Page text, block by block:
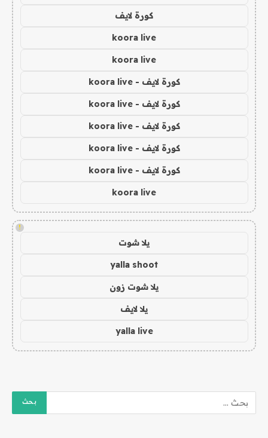
كورة لايف
koora live
koora live
كورة لايف - koora live
كورة لايف - koora live
كورة لايف - koora live
كورة لايف - koora live
كورة لايف - koora live
koora live
!
يلا شوت
yalla shoot
يلا شوت زون
يلا لايف
yalla live